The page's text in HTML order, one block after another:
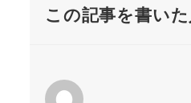
この記事を書い